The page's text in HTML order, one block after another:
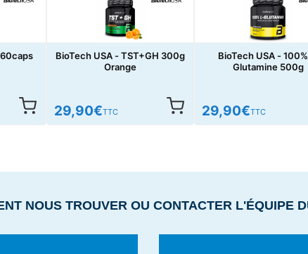
BioTech USA - TST+GH 300g
Orange
29,90€TTC
BioTech USA -
Glutamine 500g
29,90€TTC
NOUS TROUVER OU CONTACTER L'ÉQUIPE